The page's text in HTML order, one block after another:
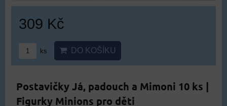
309 Kč
ks DO KOŠÍKU
Postavičky Já, padouch a Mimoni 10 ks |
Figurky Minions pro děti